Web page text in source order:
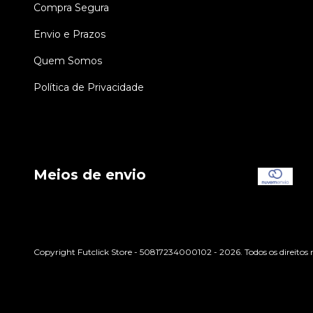
Compra Segura
Envio e Prazos
Quem Somos
Política de Privacidade
Meios de envio
Copyright Futclick Store - 50817234000102 - 2026. Todos os direitos